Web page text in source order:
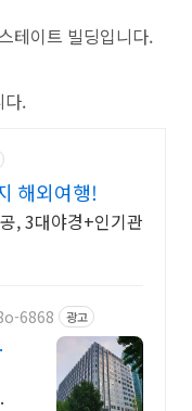
테이트 빌딩입니다.
다.
해외여행!
, 3대야경+인기관
6868 광고